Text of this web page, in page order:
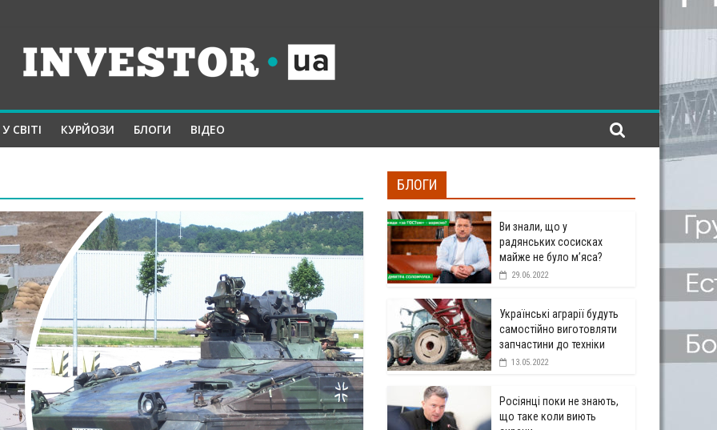
У СВІТІ КУРЙОЗИ БЛОГИ ВІДЕО
БЛОГИ
Ви знали, що у
радянських сосисках
майже не було м’яса?
29.06.2022
Українські аграрії будуть
самостійно виготовляти
запчастини до техніки
13.05.2022
Росіянці поки не знають,
що таке коли виють